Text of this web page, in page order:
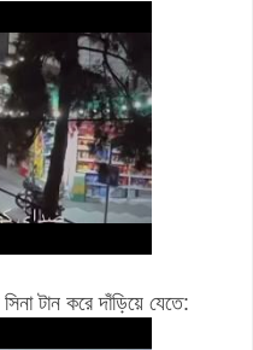
টান করে দাঁড়িয়ে যেতে: